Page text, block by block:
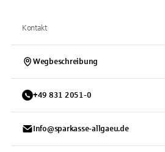
Kontakt
Wegbeschreibung
+49 831 2051-0
Info@sparkasse-allgaeu.de